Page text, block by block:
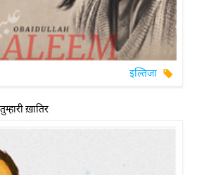
इल्तिजा
ख़ातिर